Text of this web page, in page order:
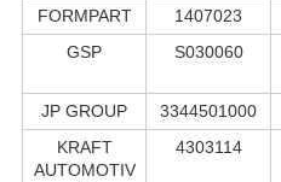
FORMPART
1407023
GSP
S030060
JP GROUP 3344501000
KRAFT
AUTOMOTIV
4303114